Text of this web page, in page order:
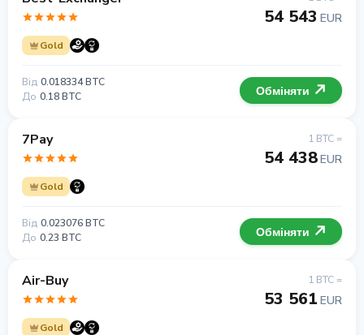
Gold
54 543 EUR
Від 0.018334 BTC
До 0.18 BTC Обміняти
7Pay
Gold
1 BTC =
54 438EUR
Від 0.023076 BTC
До 0.23 BTC Обміняти
Air-Buy
Gold
1 BTC =
53 561 EUR